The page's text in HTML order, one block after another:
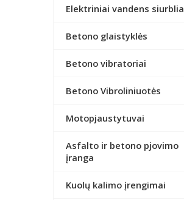
Elektriniai vandens
Betono glaistyklės
Betono vibratoriai
Betono Vibroliniuotės
Motopjaustytuvai
Asfalto ir betono pjovimo
įranga
Kuolų kalimo įrengimai